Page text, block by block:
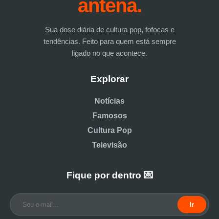
antena.
Sua dose diária de cultura pop, fofocas e
tendências. Feito para quem está sempre
ligado no que acontece.
Explorar
Notícias
Famosos
Cultura Pop
Televisão
Fique por dentro 💌
Ir